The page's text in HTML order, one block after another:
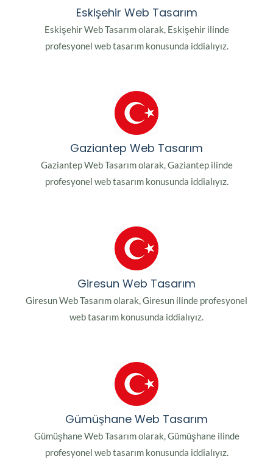
Eskişehir Web Tasarım
Eskişehir Web Tasarım olarak, Eskişehir ilinde
profesyonel web tasarım konusunda iddialıyız.
Gaziantep Web Tasarım
Gaziantep Web Tasarım olarak, Gaziantep ilinde
profesyonel web tasarım konusunda iddialıyız.
Giresun Web Tasarım
Giresun Web Tasarım olarak, Giresun ilinde profesyonel
web tasarım konusunda iddialıyız.
Gümüşhane Web Tasarım
Gümüşhane Web Tasarım olarak, Gümüşhane ilinde
profesyonel web tasarım konusunda iddialıyız.